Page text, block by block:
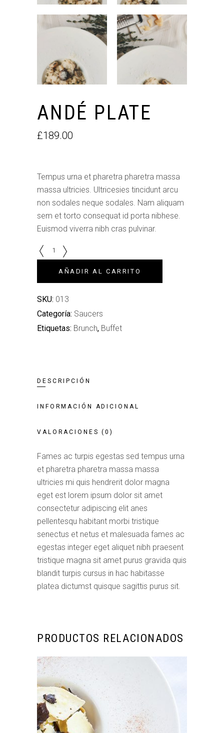
ANDÉ PLATE
£189.00
Tempus urna et pharetra pharetra massa
massa ultricies. Ultricesies tincidunt arcu
non sodales neque sodales. Nam aliquam
sem et torto consequat id porta nibhese.
Euismod viverra nibh cras pulvinar.
Quantity
AÑADIR AL CARRITO
SKU: 013
Categoría: Saucers
Etiquetas: Brunch, Buffet
DESCRIPCIÓN
INFORMACIÓN ADICIONAL
VALORACIONES (0)
Fames ac turpis egestas sed tempus urna
et pharetra pharetra massa massa
ultricies mi quis hendrerit dolor magna
eget est lorem ipsum dolor sit amet
consectetur adipiscing elit anes
pellentesqu habitant morbi tristique
senectus et netus et malesuada fames ac
egestas integer eget aliquet nibh praesent
tristique magna sit amet purus gravida quis
blandit turpis cursus in hac habitasse
platea dictumst quisque sagittis purus sit.
PRODUCTOS RELACIONADOS